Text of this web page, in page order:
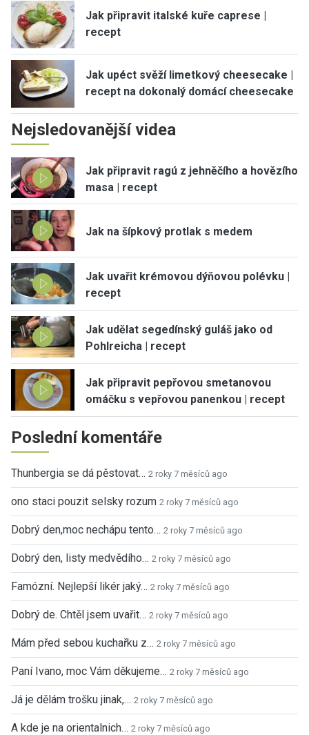
Jak připravit italské kuře caprese |
recept
Jak upéct svěží limetkový cheesecake |
recept na dokonalý domácí cheesecake
Nejsledovanější videa
Jak připravit ragú z jehněčího a hovězího
masa | recept
Jak na šípkový protlak s medem
Jak uvařit krémovou dýňovou polévku |
recept
Jak udělat segedínský guláš jako od
Pohlreicha | recept
Jak připravit pepřovou smetanovou
omáčku s vepřovou panenkou | recept
Poslední komentáře
Thunbergia se dá pěstovat… 2 roky 7 měsíců ago
ono staci pouzit selsky rozum 2 roky 7 měsíců ago
Dobrý den,moc nechápu tento… 2 roky 7 měsíců ago
Dobrý den, listy medvědího… 2 roky 7 měsíců ago
Famózní. Nejlepší likér jaký… 2 roky 7 měsíců ago
Dobrý de. Chtěl jsem uvařit… 2 roky 7 měsíců ago
Mám před sebou kuchařku z… 2 roky 7 měsíců ago
Paní Ivano, moc Vám děkujeme… 2 roky 7 měsíců ago
Já je dělám trošku jinak,… 2 roky 7 měsíců ago
A kde je na orientalnich… 2 roky 7 měsíců ago